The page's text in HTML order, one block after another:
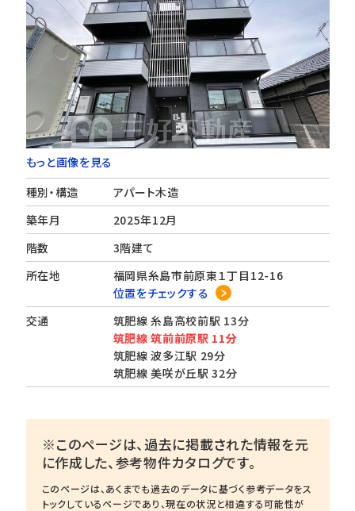
もっと画像を見る
種別・構造
アパート木造
築年月
2025年12月
階数
3階建て
所在地
福岡県糸島市前原東１丁目12-16
位置をチェックする
交通
筑肥線 糸島高校前駅 13分
筑肥線 筑前前原駅 11分
筑肥線 波多江駅 29分
筑肥線 美咲が丘駅 32分
※このページは、過去に掲載された情報を元
に作成した、参考物件カタログです。
このページは、あくまでも過去のデータに基づく参考データをス
トックしているページであり、現在の状況と相違する可能性が